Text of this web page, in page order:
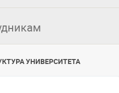
УНИВЕРСИТЕТА